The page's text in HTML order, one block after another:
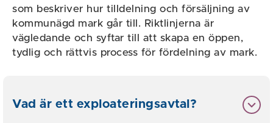
som beskriver hur tilldelning och försäljning av
kommunägd mark går till. Riktlinjerna är
vägledande och syftar till att skapa en öppen,
tydlig och rättvis process för fördelning av mark.
Vad är ett exploateringsavtal?